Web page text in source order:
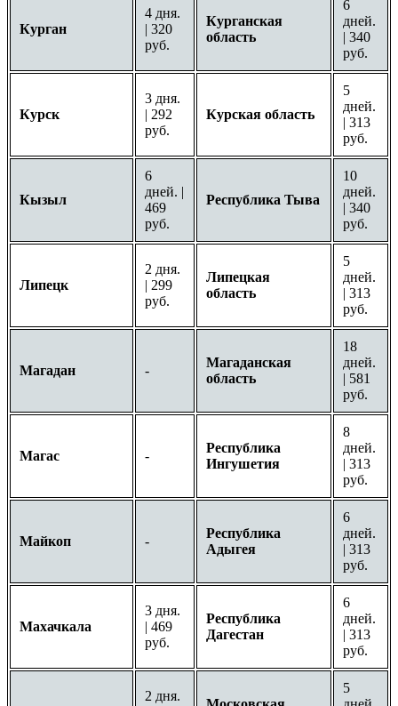
Курган
4 дня.
| 320
руб.
Курганская
область
6
дней.
| 340
руб.
Курск
3 дня.
| 292
руб.
Курская область
5
дней.
| 313
руб.
Кызыл
6
дней. |
469
руб.
Республика Тыва
10
дней.
| 340
руб.
Липецк
2 дня.
| 299
руб.
Липецкая
область
5
дней.
| 313
руб.
Магадан -
Магаданская
область
18
дней.
| 581
руб.
Магас -
Республика
Ингушетия
8
дней.
| 313
руб.
Майкоп -
Республика
Адыгея
6
дней.
| 313
руб.
Махачкала
3 дня.
| 469
руб.
Республика
Дагестан
6
дней.
| 313
руб.
2 дня.
5